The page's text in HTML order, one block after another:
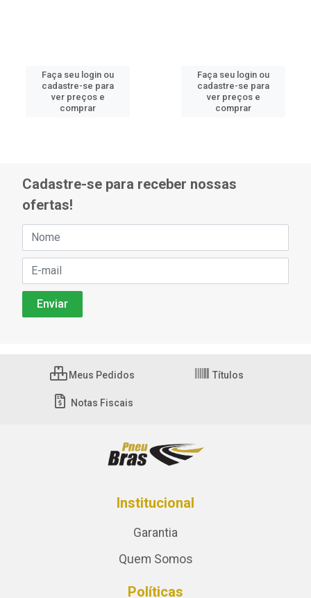
Faça seu login ou
cadastre-se para
ver preços e
comprar
Faça seu login ou
cadastre-se para
ver preços e
comprar
Cadastre-se para receber nossas
ofertas!
Meus Pedidos Títulos
Notas Fiscais
Institucional
Garantia
Quem Somos
Políticas